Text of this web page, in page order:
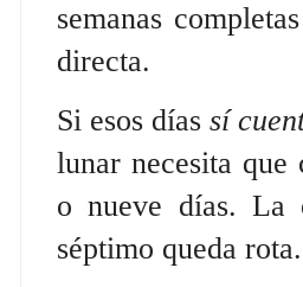
semanas
directa.
Si esos díassí
lunar necesita que
o nueve días. La
séptimo queda